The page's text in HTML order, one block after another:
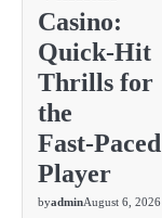
Casino:
Quick‑Hit
Thrills for
the
Fast‑Paced
Player
byadminAugust 6, 2026